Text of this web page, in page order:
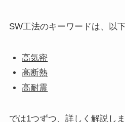
SW工法のキーワードは、以
高気密
高断熱
高耐震
では1つずつ、詳しく解説しま